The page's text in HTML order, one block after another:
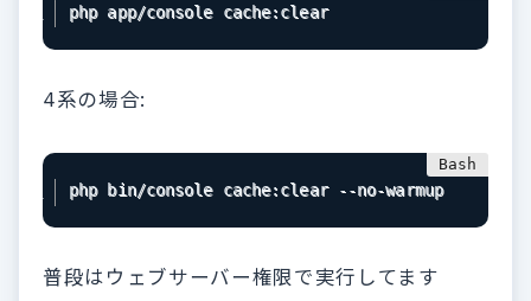
php app/console cache:clear
4系の場合:
php bin/console cache:clear --no-warmup
普段はウェブサーバー権限で実行してます